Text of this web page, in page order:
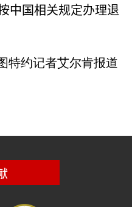
中国相关规定办理退
特约记者艾尔肯报道